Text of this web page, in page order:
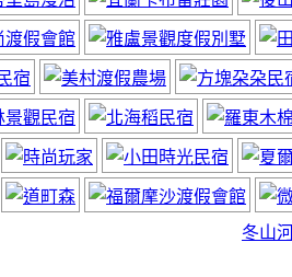
居小木屋
平山福山植物園
冬山